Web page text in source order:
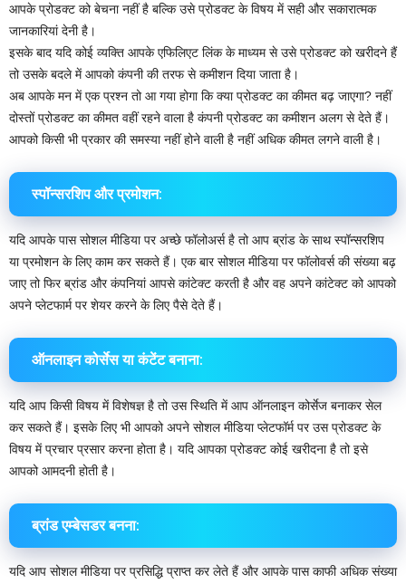
आपके प्रोडक्ट को बेचना नहीं है बल्कि उसे प्रोडक्ट के विषय में सही और सकारात्मक
जानकारियां देनी है।
इसके बाद यदि कोई व्यक्ति आपके एफिलिएट लिंक के माध्यम से उसे प्रोडक्ट को खरीदने हैं
तो उसके बदले में आपको कंपनी की तरफ से कमीशन दिया जाता है।
अब आपके मन में एक प्रश्न तो आ गया होगा कि क्या प्रोडक्ट का कीमत बढ़ जाएगा? नहीं
दोस्तों प्रोडक्ट का कीमत वहीं रहने वाला है कंपनी प्रोडक्ट का कमीशन अलग से देते हैं। ‌
आपको किसी भी प्रकार की समस्या नहीं होने वाली है नहीं अधिक कीमत लगने वाली है।
स्पॉन्सरशिप और प्रमोशन:
यदि आपके पास सोशल मीडिया पर अच्छे फॉलोअर्स है तो आप ब्रांड के साथ स्पॉन्सरशिप
या प्रमोशन के लिए काम कर सकते हैं। एक बार सोशल मीडिया पर फॉलोवर्स की संख्या बढ़
जाए तो फिर ब्रांड और कंपनियां आपसे कांटेक्ट करती है और वह अपने कांटेक्ट को आपको
अपने प्लेटफार्म पर शेयर करने के लिए पैसे देते हैं।
ऑनलाइन कोर्सेस या कंटेंट बनाना:
यदि आप किसी विषय में विशेषज्ञ है तो उस स्थिति में आप ऑनलाइन कोर्सेज बनाकर सेल
कर सकते हैं। इसके लिए भी आपको अपने सोशल मीडिया प्लेटफॉर्म पर उस प्रोडक्ट के
विषय में प्रचार प्रसार करना होता है। यदि आपका प्रोडक्ट कोई खरीदना है तो इसे
आपको आमदनी होती है।
ब्रांड एम्बेसडर बनना:
यदि आप सोशल मीडिया पर प्रसिद्धि प्राप्त कर लेते हैं और आपके पास काफी अधिक संख्या